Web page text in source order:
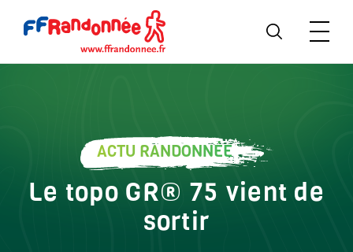
ACTU RANDONNÉE
Le topo GR® 75 vient de
sortir